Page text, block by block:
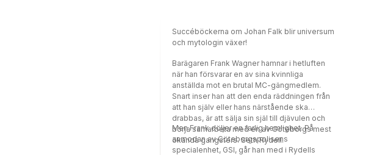
Wagner, odödliggjord av Joel Kinnaman i
Johan Falk-filmerna, drogs in i ett dubbelliv
Succéböckerna om Johan Falk blir universum
och mytologin växer!
Barägaren Frank Wagner hamnar i hetluften
när han försvarar en av sina kvinnliga
anställda mot en brutal MC-gängmedlem.
Snart inser han att den enda räddningen från
att han själv eller hans närstående ska
drabbas, är att sälja sin själ till djävulen och
börja samarbeta med en av Göteborgs mest
ökända gangsters. Seth Rydell.
Men Frank döljer en farlig hemlighet. På
anmodan av Göteborgspolisens
specialenhet, GSI, går han med i Rydells